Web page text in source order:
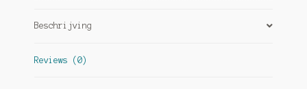
Beschrijving
Reviews (0)